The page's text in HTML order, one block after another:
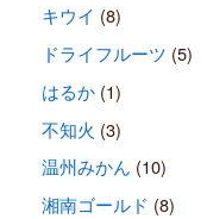
キウイ (8)
ドライフルーツ (5)
はるか(1)
不知火 (3)
温州みかん (10)
湘南ゴールド (8)